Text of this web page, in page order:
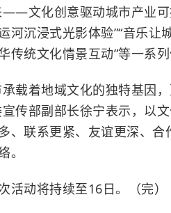
——文化创意驱动城市产业
沉浸式光影体验”“音乐让
统文化情景互动”等一系列
着地域文化的独特基因，
传部副部长徐宁表示，以
、联系更紧、友谊更深、
。
动将持续至16日。（完）